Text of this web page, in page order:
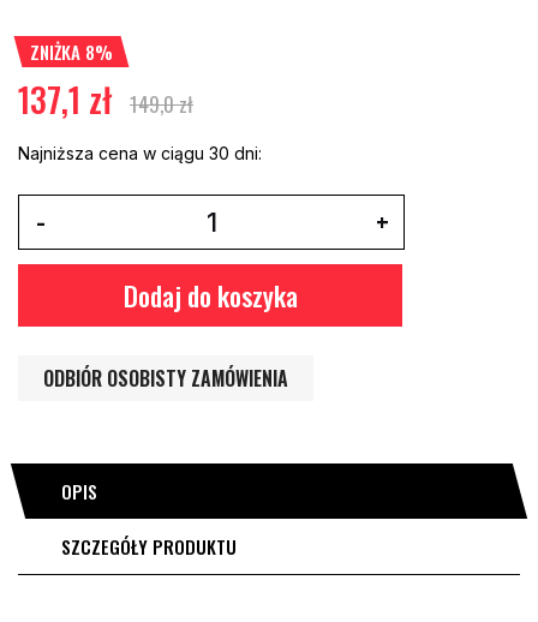
ZNIŻKA 8%
137,1 zł 149,0 zł
Najniższa cena w ciągu 30 dni:
Dodaj do koszyka
ODBIÓR OSOBISTY ZAMÓWIENIA
OPIS
SZCZEGÓŁY PRODUKTU